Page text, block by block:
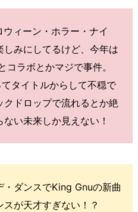
ウィーン・ホラー・ナイ
しみにしてるけど、今年は
コラボとかマジで事件。
タイトルからして不穏で
クドロップで流れるとか絶
ない未来しか見えない！
・ダンスでKing Gnuの新曲
スが天才すぎない！？